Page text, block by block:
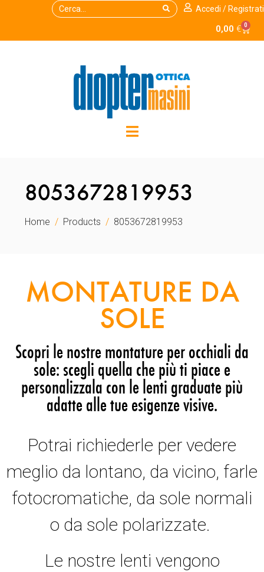
Accedi / Registrati
0,00 € 0
8053672819953
Home Products 8053672819953
MONTATURE DA
SOLE
Scopri le nostre montature per occhiali da
sole: scegli quella che più ti piace e
personalizzala con le lenti graduate più
adatte alle tue esigenze visive.
Potrai richiederle per vedere
meglio da lontano, da vicino, farle
fotocromatiche, da sole normali
o da sole polarizzate.
Le nostre lenti vengono